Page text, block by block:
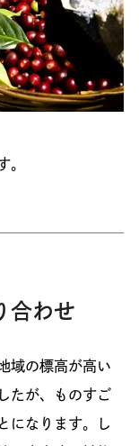
合わせ
域の標高が高い
たが、ものすご
になります。し